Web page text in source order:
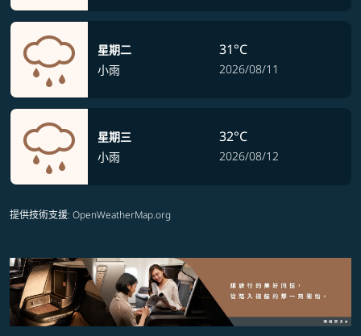
星期二
小雨
31°C
2026/08/11
星期三
小雨
32°C
2026/08/12
提供技術支援: OpenWeatherMap.org